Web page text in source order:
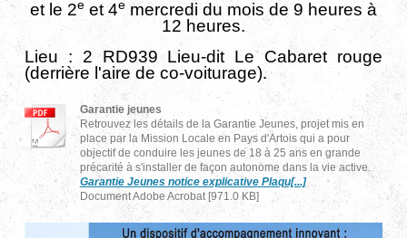
et le 2e et 4e mercredi du mois de 9 heures à
12 heures.
Lieu : 2 RD939 Lieu-dit Le Cabaret rouge
(derrière l'aire de co-voiturage).
Garantie jeunes
Retrouvez les détails de la Garantie Jeunes, projet mis en
place par la Mission Locale en Pays d'Artois qui a pour
objectif de conduire les jeunes de 18 à 25 ans en grande
précarité à s'installer de façon autonome dans la vie active.
Garantie Jeunes notice explicative Plaqu[...]
Document Adobe Acrobat [971.0 KB]